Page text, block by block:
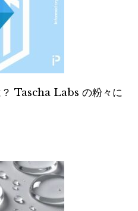
Tascha Labs の粉々に